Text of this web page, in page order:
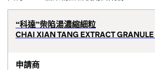
“科達”柴陷湯濃縮細粒
CHAI XIAN TANG EXTRACT
申請商